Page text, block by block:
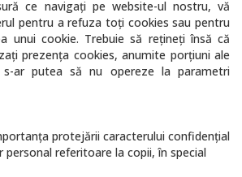
ce navigaţi pe website-ul nostru, vă
pentru a refuza toţi cookies sau pentru
unui cookie. Trebuie să reţineţi însă că
prezenţa cookies, anumite porţiuni ale
s-ar putea să nu opereze la parametri
protejării caracterului confidenţial
referitoare la copii, în special